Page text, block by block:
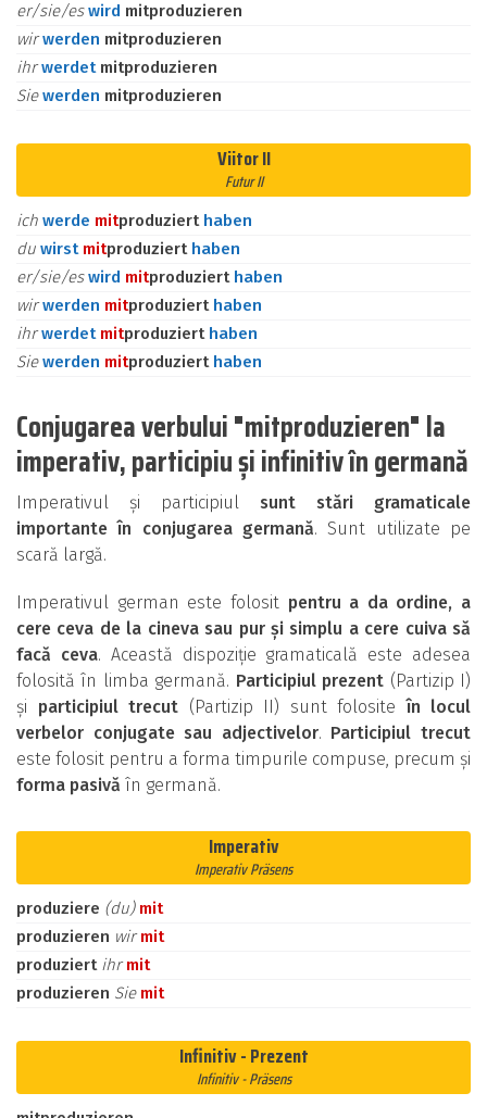
er/sie/eswird mitproduzieren
wirwerden mitproduzieren
ihrwerdet mitproduzieren
Siewerden mitproduzieren
Viitor II
Futur II
ich werde mitproduziert haben
du wirst mitproduziert haben
er/sie/eswird mitproduziert haben
wirwerden mitproduziert haben
ihrwerdet mitproduziert haben
Siewerden mitproduziert haben
Conjugarea verbului "mitproduzieren" la
imperativ, participiu și infinitiv în germană
Imperativul și participiul sunt stări gramaticale
importante în conjugarea germană. Sunt utilizate pe
scară largă.
Imperativul german este folosit pentru a da ordine, a
cere ceva de la cineva sau pur și simplu a cere cuiva să
facă ceva. Această dispoziție gramaticală este adesea
folosită în limba germană. Participiul prezent (Partizip I)
și participiul trecut (Partizip II) sunt folositeîn locul
verbelor conjugate sau adjectivelor. Participiul trecut
este folosit pentru a forma timpurile compuse, precum și
forma pasivă în germană.
Imperativ
Imperativ Präsens
produziere (du) mit
produzieren wirmit
produziert ihrmit
produzieren Sie mit
Infinitiv - Prezent
Infinitiv - Präsens